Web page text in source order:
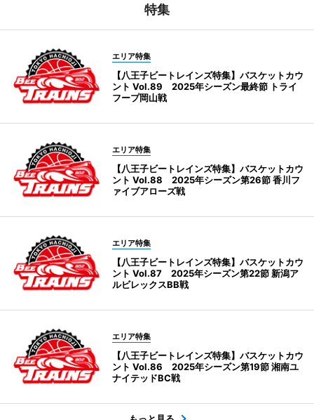
特集
エリア特集
【八王子ビートレインズ特集】バスケットカウ
ント Vol.89 2025年シーズン最終節 トライ
フープ岡山戦
エリア特集
【八王子ビートレインズ特集】バスケットカウ
ント Vol.88 2025年シーズン第26節 香川フ
ァイブアローズ戦
エリア特集
【八王子ビートレインズ特集】バスケットカウ
ント Vol.87 2025年シーズン第22節 新潟ア
ルビレックスBB戦
エリア特集
【八王子ビートレインズ特集】バスケットカウ
ント Vol.86 2025年シーズン第19節 湘南ユ
ナイテッドBC戦